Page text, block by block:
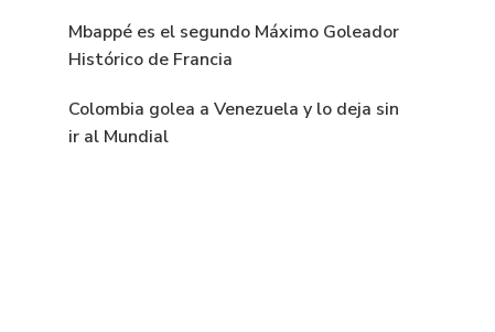
Mbappé es el segundo Máximo Goleador
Histórico de Francia
Colombia golea a Venezuela y lo deja sin
ir al Mundial